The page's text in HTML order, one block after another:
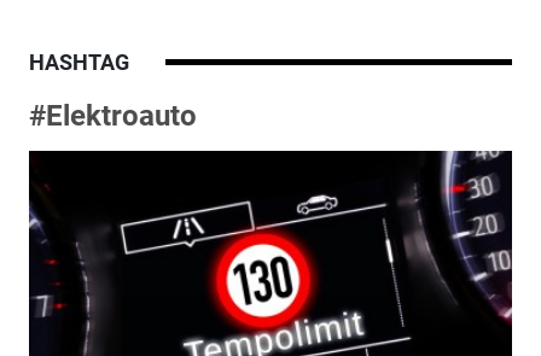
HASHTAG
#Elektroauto